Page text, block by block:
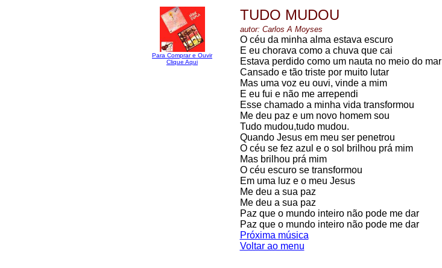
Para Comprar e Ouvir
Clique Aqui
TUDO MUDOU
autor: Carlos A Moyses
O céu da minha alma estava escuro
E eu chorava como a chuva que cai
Estava perdido como um nauta no meio do mar
Cansado e tão triste por muito lutar
Mas uma voz eu ouvi, vinde a mim
E eu fui e não me arrependi
Esse chamado a minha vida transformou
Me deu paz e um novo homem sou
Tudo mudou,tudo mudou.
Quando Jesus em meu ser penetrou
O céu se fez azul e o sol brilhou prá mim
Mas brilhou prá mim
O céu escuro se transformou
Em uma luz e o meu Jesus
Me deu a sua paz
Me deu a sua paz
Paz que o mundo inteiro não pode me dar
Paz que o mundo inteiro não pode me dar
Próxima música
Voltar ao menu